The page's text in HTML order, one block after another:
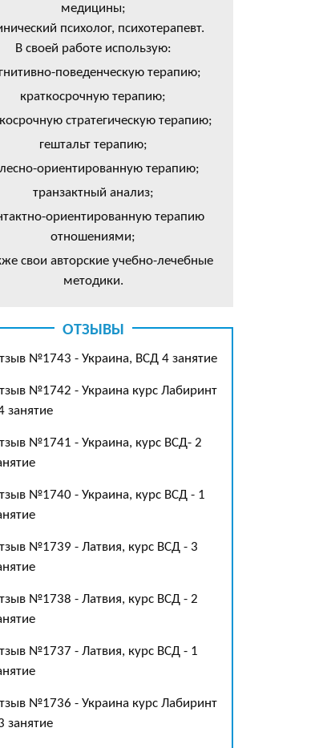
медицины;
психолог, психотерапевт.
В своей работе использую:
поведенческую терапию;
краткосрочную терапию;
стратегическую терапию;
гештальт терапию;
ориентированную терапию;
транзактный анализ;
ориентированную терапию
отношениями;
свои авторские учебно-лечебные
методики.
ОТЗЫВЫ
№1743 - Украина, ВСД 4 занятие
№1742 - Украина курс Лабиринт
занятие
№1741 - Украина, курс ВСД- 2
№1740 - Украина, курс ВСД - 1
№1739 - Латвия, курс ВСД - 3
№1738 - Латвия, курс ВСД - 2
№1737 - Латвия, курс ВСД - 1
№1736 - Украина курс Лабиринт
занятие